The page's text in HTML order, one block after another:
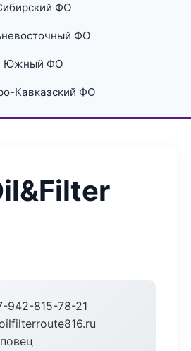
ФО
ФО
Южный ФО
Кавказский ФО
942-815-78-21